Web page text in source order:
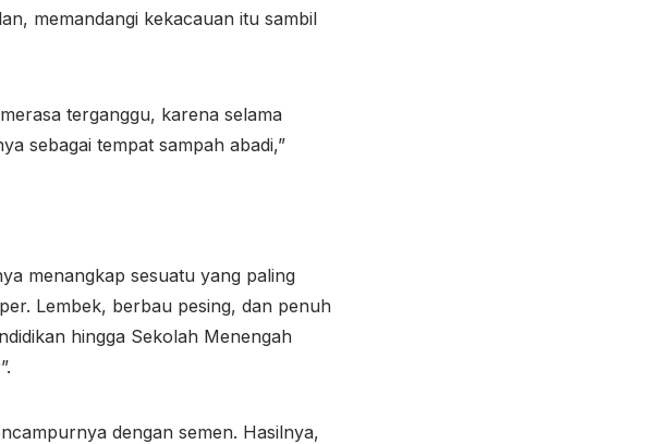
memandangi kekacauan itu sambil
terganggu, karena selama
sebagai tempat sampah abadi,”
menangkap sesuatu yang paling
Lembek, berbau pesing, dan penuh
hingga Sekolah Menengah
dengan semen. Hasilnya,